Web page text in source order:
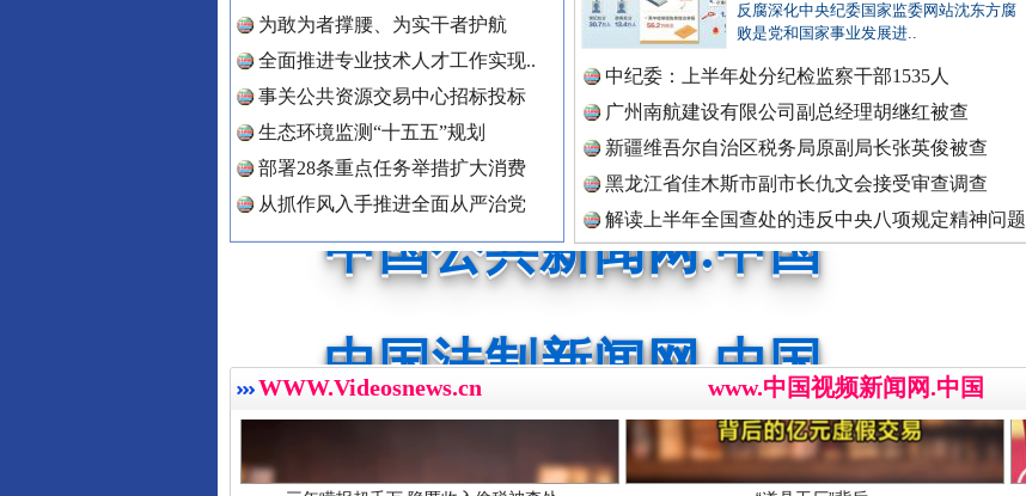
为敢为者撑腰、为实干者护航
全面推进专业技术人才工作实现..
事关公共资源交易中心招标投标
生态环境监测“十五五”规划
部署28条重点任务举措扩大消费
从抓作风入手推进全面从严治党
反腐深化中央纪委国家监委网站沈东方腐
败是党和国家事业发展进..
中纪委：上半年处分纪检监察干部1535人
广州南航建设有限公司副总经理胡继红被查
新疆维吾尔自治区税务局原副局长张英俊被查
黑龙江省佳木斯市副市长仇文会接受审查调查
解读上半年全国查处的违反中央八项规定精神问题
数据
中国公民新闻网.中国
中国公共新闻网.中国
中国法制新闻网.中国
中国法治新闻网.中国
WWW.Videosnews.cn www.中国视频新闻网.中国
红船起航处 潮起向未来 广州首例，负责人莫某某被刑拘
三年瞒报超千万 隐匿收入偷税被查处.. “道具工厂”背后